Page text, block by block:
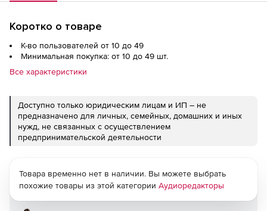
Коротко о товаре
К-во пользователей от 10 до 49
Минимальная покупка: от 10 до 49 шт.
Все характеристики
Доступно только юридическим лицам и ИП – не
предназначено для личных, семейных, домашних и иных
нужд, не связанных с осуществлением
предпринимательской деятельности
Товара временно нет в наличии. Вы можете выбрать
похожие товары из этой категории Аудиоредакторы